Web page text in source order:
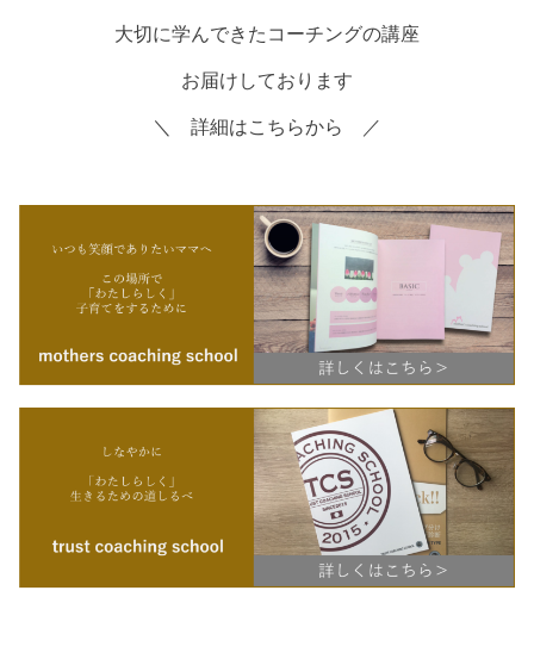
大切に学んできたコーチングの講座
お届けしております
＼ 詳細はこちらから ／